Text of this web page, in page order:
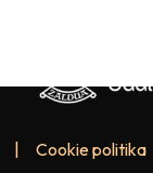
Cookie politika